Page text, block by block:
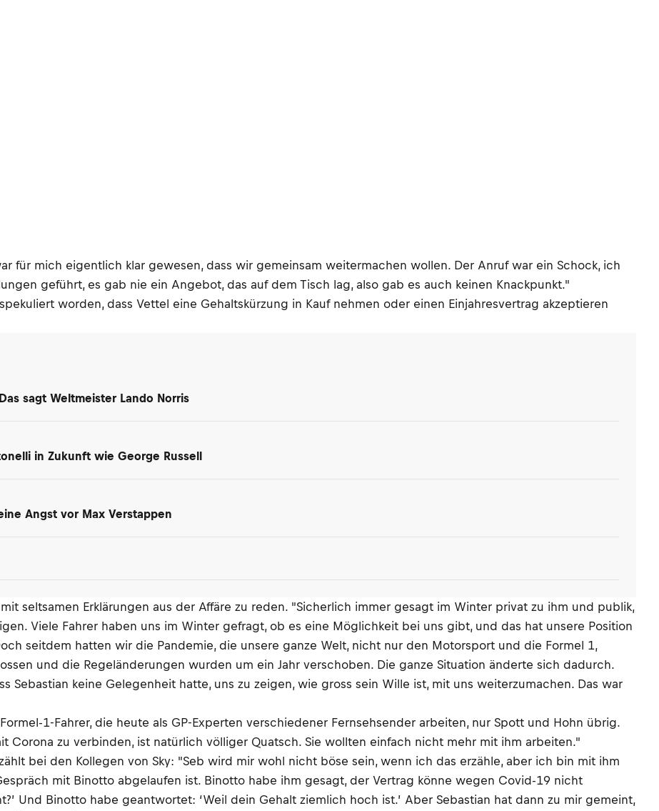
für mich eigentlich klar gewesen, dass wir gemeinsam weitermachen wollen. Der Anruf war ein Schock, ich
geführt, es gab nie ein Angebot, das auf dem Tisch lag, also gab es auch keinen Knackpunkt."
worden, dass Vettel eine Gehaltskürzung in Kauf nehmen oder einen Einjahresvertrag akzeptieren
sagt Weltmeister Lando Norris
in Zukunft wie George Russell
Angst vor Max Verstappen
seltsamen Erklärungen aus der Affäre zu reden. "Sicherlich immer gesagt im Winter privat zu ihm und publik,
Viele Fahrer haben uns im Winter gefragt, ob es eine Möglichkeit bei uns gibt, und das hat unsere Position
seitdem hatten wir die Pandemie, die unsere ganze Welt, nicht nur den Motorsport und die Formel 1,
und die Regeländerungen wurden um ein Jahr verschoben. Die ganze Situation änderte sich dadurch.
Sebastian keine Gelegenheit hatte, uns zu zeigen, wie gross sein Wille ist, mit uns weiterzumachen. Das war
1-Fahrer, die heute als GP-Experten verschiedener Fernsehsender arbeiten, nur Spott und Hohn übrig.
Corona zu verbinden, ist natürlich völliger Quatsch. Sie wollten einfach nicht mehr mit ihm arbeiten."
bei den Kollegen von Sky: "Seb wird mir wohl nicht böse sein, wenn ich das erzähle, aber ich bin mit ihm
mit Binotto abgelaufen ist. Binotto habe ihm gesagt, der Vertrag könne wegen Covid-19 nicht
Und Binotto habe geantwortet: ‘Weil dein Gehalt ziemlich hoch ist.’ Aber Sebastian hat dann zu mir gemeint,